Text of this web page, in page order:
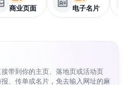
商业页面 电子名片
带到你的主页、落地页或活动页
、传单或名片，免去输入网址的麻